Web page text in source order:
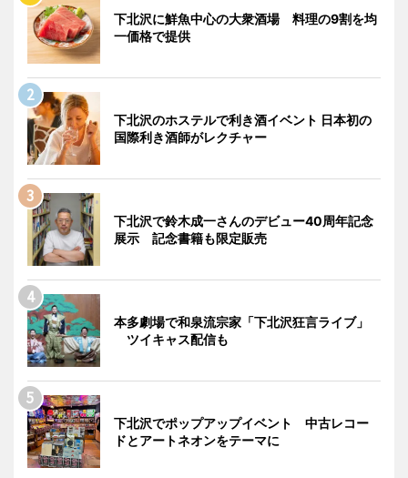
下北沢に鮮魚中心の大衆酒場 料理の9割を均
一価格で提供
下北沢のホステルで利き酒イベント 日本初の
国際利き酒師がレクチャー
下北沢で鈴木成一さんのデビュー40周年記念
展示 記念書籍も限定販売
本多劇場で和泉流宗家「下北沢狂言ライブ」
ツイキャス配信も
下北沢でポップアップイベント 中古レコー
ドとアートネオンをテーマに